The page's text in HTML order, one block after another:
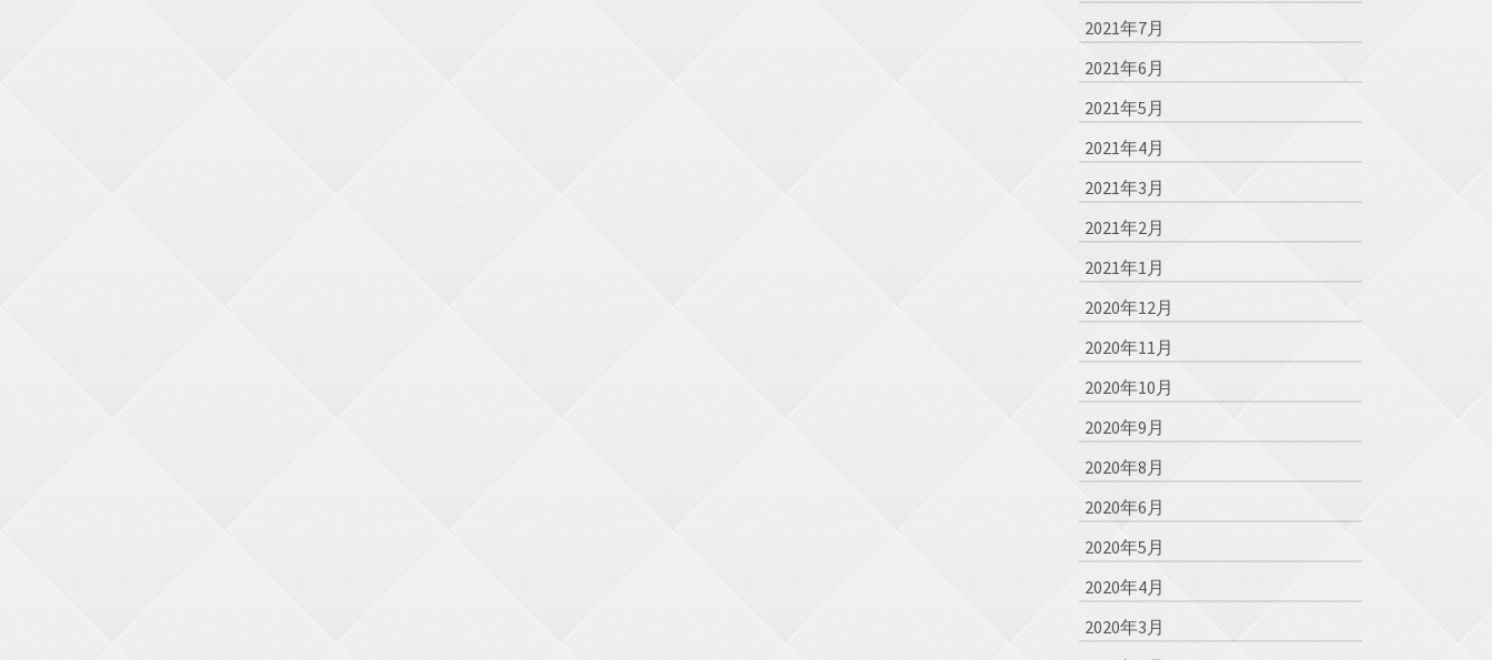
2021年7月
2021年6月
2021年5月
2021年4月
2021年3月
2021年2月
2021年1月
2020年12月
2020年11月
2020年10月
2020年9月
2020年8月
2020年6月
2020年5月
2020年4月
2020年3月